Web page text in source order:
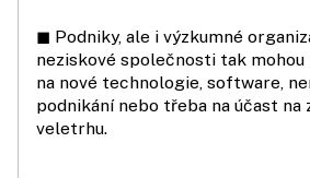
◼ Podniky, ale i výzkumné
neziskové společnosti tak
na nové technologie, software,
podnikání nebo třeba na účast na
veletrhu.